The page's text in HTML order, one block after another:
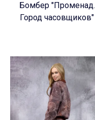
Бомбер "Променад.
Город часовщиков"